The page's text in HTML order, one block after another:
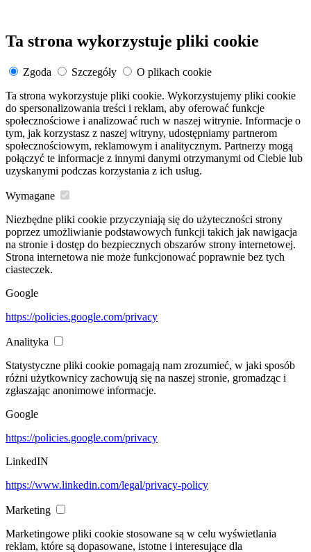
Ta strona wykorzystuje pliki cookie
Zgoda Szczegóły
O plikach cookie
Ta strona wykorzystuje pliki cookie. Wykorzystujemy pliki cookie
do spersonalizowania treści i reklam, aby oferować funkcje
społecznościowe i analizować ruch w naszej witrynie. Informacje o
tym, jak korzystasz z naszej witryny, udostępniamy partnerom
społecznościowym, reklamowym i analitycznym. Partnerzy mogą
połączyć te informacje z innymi danymi otrzymanymi od Ciebie lub
uzyskanymi podczas korzystania z ich usług.
Wymagane
Niezbędne pliki cookie przyczyniają się do użyteczności strony
poprzez umożliwianie podstawowych funkcji takich jak nawigacja
na stronie i dostęp do bezpiecznych obszarów strony internetowej.
Strona internetowa nie może funkcjonować poprawnie bez tych
ciasteczek.
Google
https://policies.google.com/privacy
Analityka
Statystyczne pliki cookie pomagają nam zrozumieć, w jaki sposób
różni użytkownicy zachowują się na naszej stronie, gromadząc i
zgłaszając anonimowe informacje.
Google
https://policies.google.com/privacy
LinkedIN
https://www.linkedin.com/legal/privacy-policy
Marketing
Marketingowe pliki cookie stosowane są w celu wyświetlania
reklam, które są dopasowane, istotne i interesujące dla